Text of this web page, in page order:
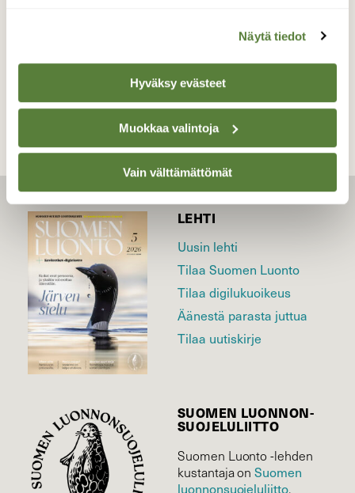
Näytä tiedot
Hyväksy evästeet
Muokkaa valintoja
Vain välttämättömät
LEHTI
Uusin lehti
Tilaa Suomen Luonto
Tilaa digilukuoikeus
Äänestä parasta juttua
Tilaa uutiskirje
SUOMEN LUONNON­
SUOJELU­LIITTO
Suomen Luonto -lehden
kustantaja onSuomen
luonnonsuojelu­liitto.